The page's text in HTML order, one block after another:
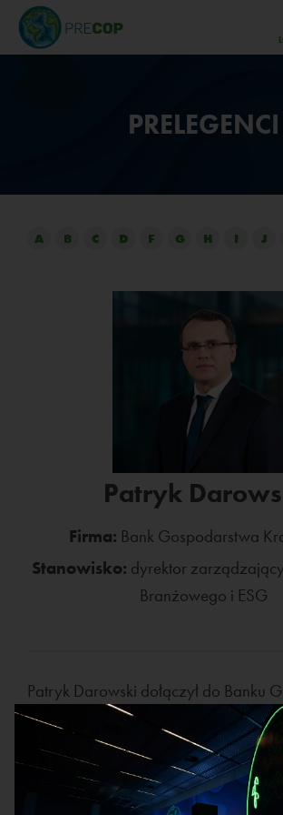
PRELEGENCI
A B C D F G H I J
Patryk
Firma: Bank Gospodarstwa
Stanowisko: dyrektor
Branżowego i ESG
Patryk Darowski dołączył do Banku
Krajowego w 2017 roku. Kieruje
Branżowego i ESG i jest członkiem
Patryk prowadzi wewnętrzny projekt
odpowiednie standardy i regulacje